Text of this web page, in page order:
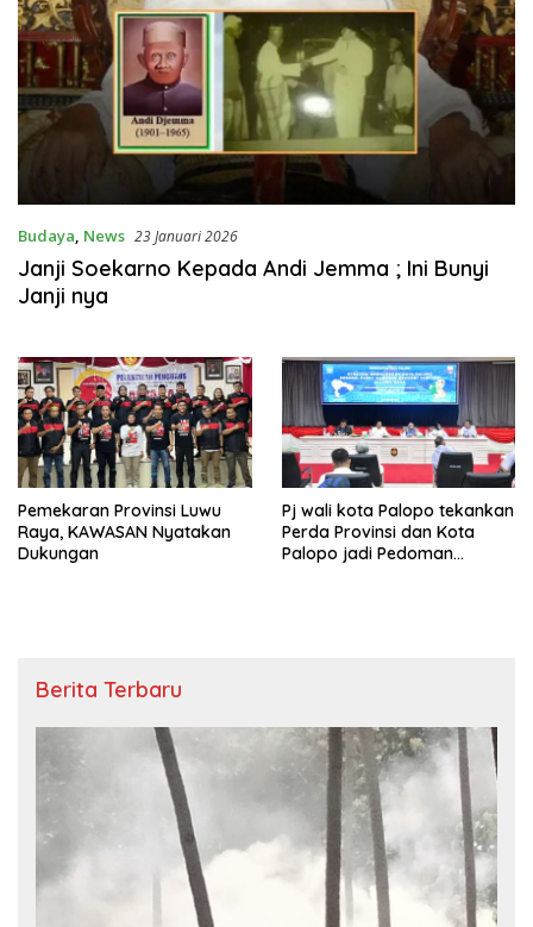
Budaya, News 23 Januari 2026
Janji Soekarno Kepada Andi Jemma ; Ini Bunyi
Janji nya
Pemekaran Provinsi Luwu
Raya, KAWASAN Nyatakan
Dukungan
Pj wali kota Palopo tekankan
Perda Provinsi dan Kota
Palopo jadi Pedoman
Berita Terbaru